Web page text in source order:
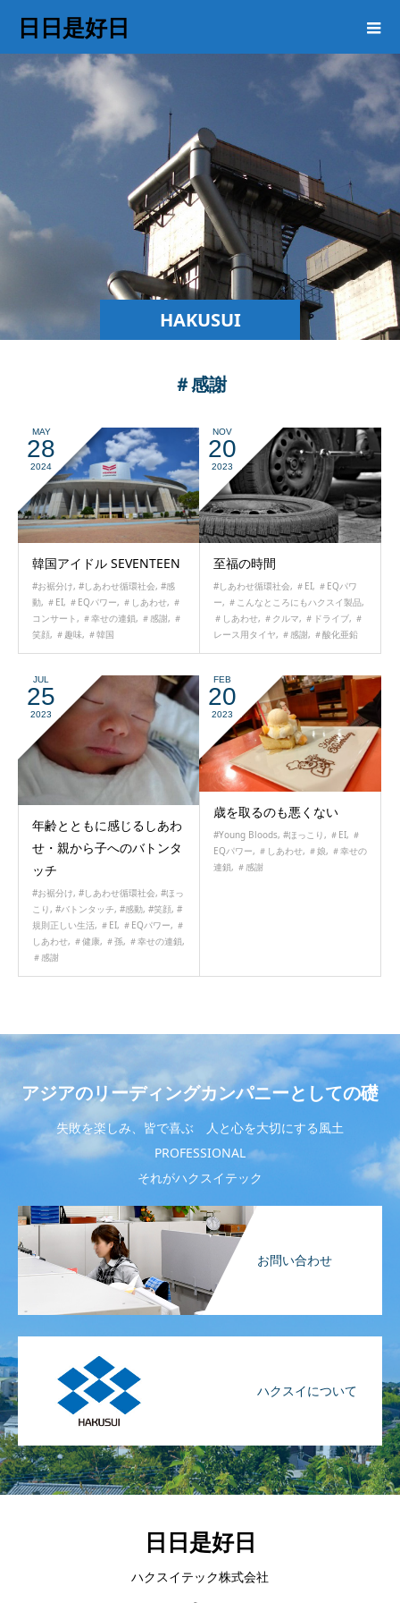
日日是好日
HAKUSUI
＃感謝
MAY
28
2024
韓国アイドル SEVENTEEN
#お裾分け, #しあわせ循環社会, #感
動, ＃EI, ＃EQパワー, ＃しあわせ, ＃
コンサート, ＃幸せの連鎖, ＃感謝, ＃
笑顔, ＃趣味, ＃韓国
NOV
20
2023
至福の時間
#しあわせ循環社会, ＃EI, ＃EQパワ
ー, ＃こんなところにもハクスイ製品,
＃しあわせ, ＃クルマ, ＃ドライブ, ＃
レース用タイヤ, ＃感謝, ＃酸化亜鉛
JUL
25
2023
年齢とともに感じるしあわ
せ・親から子へのバトンタ
ッチ
#お裾分け, #しあわせ循環社会, #ほっ
こり , #バトンタッチ, #感動, #笑顔, #
規則正しい生活, ＃EI, ＃EQパワー, ＃
しあわせ, ＃健康, ＃孫, ＃幸せの連鎖,
＃感謝
FEB
20
2023
歳を取るのも悪くない
#Young Bloods, #ほっこり , ＃EI, ＃
EQパワー, ＃しあわせ, ＃娘, ＃幸せの
連鎖, ＃感謝
アジアのリーディングカンパニーとしての礎
失敗を楽しみ、皆で喜ぶ 人と心を大切にする風土
PROFESSIONAL
それがハクスイテック
お問い合わせ
ハクスイについて
日日是好日
ハクスイテック株式会社